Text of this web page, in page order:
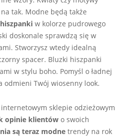
tak. Modne będą także
w kolorze pudrowego
doskonale sprawdzą się w
Stworzysz wtedy idealną
spacer. Bluzki hiszpanki
w stylu boho. Pomyśl o ładnej
odmieni Twój wiosenny look.
sklepie odzieżowym
opinie klientów o swoich
są teraz modne trendy na rok